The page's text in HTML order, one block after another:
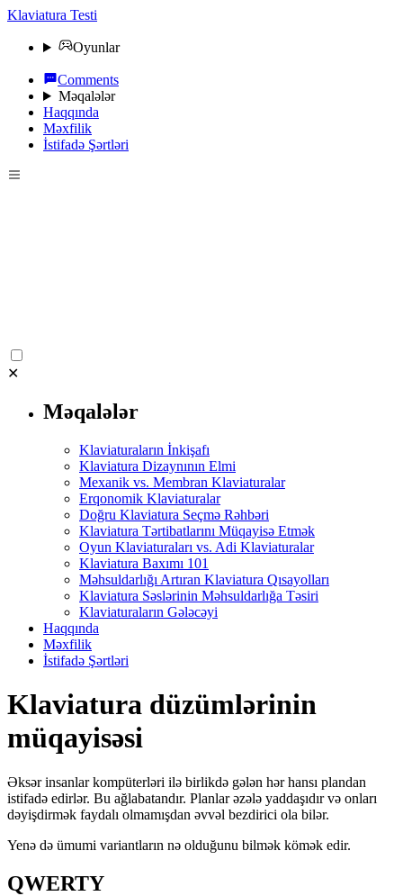
Klaviatura Testi
Oyunlar
Comments
Məqalələr
Haqqında
Məxfilik
İstifadə Şərtləri
✕
Məqalələr
Klaviaturaların İnkişafı
Klaviatura Dizaynının Elmi
Mexanik vs. Membran Klaviaturalar
Erqonomik Klaviaturalar
Doğru Klaviatura Seçmə Rəhbəri
Klaviatura Tərtibatlarını Müqayisə Etmək
Oyun Klaviaturaları vs. Adi Klaviaturalar
Klaviatura Baxımı 101
Məhsuldarlığı Artıran Klaviatura Qısayolları
Klaviatura Səslərinin Məhsuldarlığa Təsiri
Klaviaturaların Gələcəyi
Haqqında
Məxfilik
İstifadə Şərtləri
Klaviatura düzümlərinin
müqayisəsi
Əksər insanlar kompüterləri ilə birlikdə gələn hər hansı plandan
istifadə edirlər. Bu ağlabatandır. Planlar əzələ yaddaşıdır və onları
dəyişdirmək faydalı olmamışdan əvvəl bezdirici ola bilər.
Yenə də ümumi variantların nə olduğunu bilmək kömək edir.
QWERTY